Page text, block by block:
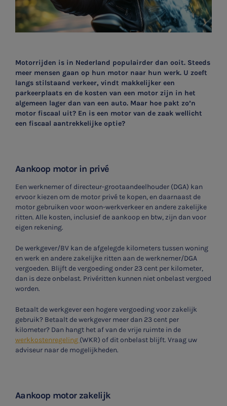
Motorrijden is in Nederland populairder dan ooit. Steeds
meer mensen gaan op hun motor naar hun werk. U zoeft
langs stilstaand verkeer, vindt makkelijker een
parkeerplaats en de kosten van een motor zijn in het
algemeen lager dan van een auto. Maar hoe pakt zo’n
motor fiscaal uit? En is een motor van de zaak wellicht
een fiscaal aantrekkelijke optie?
Aankoop motor in privé
Een werknemer of directeur-grootaandeelhouder (DGA) kan
ervoor kiezen om de motor privé te kopen, en daarnaast de
motor gebruiken voor woon-werkverkeer en andere zakelijke
ritten. Alle kosten, inclusief de aankoop en btw, zijn dan voor
eigen rekening.
De werkgever/BV kan de afgelegde kilometers tussen woning
en werk en andere zakelijke ritten aan de werknemer/DGA
vergoeden. Blijft de vergoeding onder 23 cent per kilometer,
dan is deze onbelast. Privéritten kunnen niet onbelast vergoed
worden.
Betaalt de werkgever een hogere vergoeding voor zakelijk
gebruik? Betaalt de werkgever meer dan 23 cent per
kilometer? Dan hangt het af van de vrije ruimte in de
werkkostenregeling (WKR) of dit onbelast blijft. Vraag uw
adviseur naar de mogelijkheden.
Aankoop motor zakelijk